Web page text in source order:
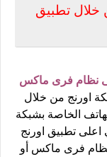
خلال تطبيق
نظام فرى ماكس
اورنج من خلال
الخاصة بشبكة
تطبيق اورنج
فرى ماكس أو